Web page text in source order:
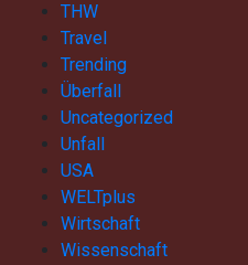
THW
Travel
Trending
Überfall
Uncategorized
Unfall
USA
WELTplus
Wirtschaft
Wissenschaft